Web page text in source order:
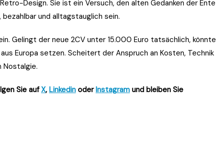
Design. Sie ist ein Versuch, den alten Gedanken der Ente
und alltagstauglich sein.
Gelingt der neue 2CV unter 15.000 Euro tatsächlich, könnte
Europa setzen. Scheitert der Anspruch an Kosten, Technik
Nostalgie.
Sie aufX, Linkedin oderInstagram und bleiben Sie